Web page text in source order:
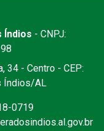
Índios - CNPJ:
34 - Centro - CEP:
Índios/AL
0719